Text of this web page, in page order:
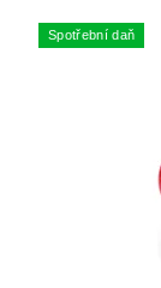
Spotřební daň